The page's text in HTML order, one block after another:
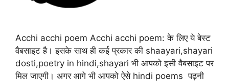
Acchi acchi poem Acchi acchi poem: के लिए ये बेस्ट
वैबसाइट है। इसके साथ ही कई प्रकार की shaayari,shayari
dosti,poetry in hindi,shayari भी आपको इसी वैबसाइट पर
मिल जाएगी। अगर आगे भी आपको ऐसे hindi poems पढ़नी